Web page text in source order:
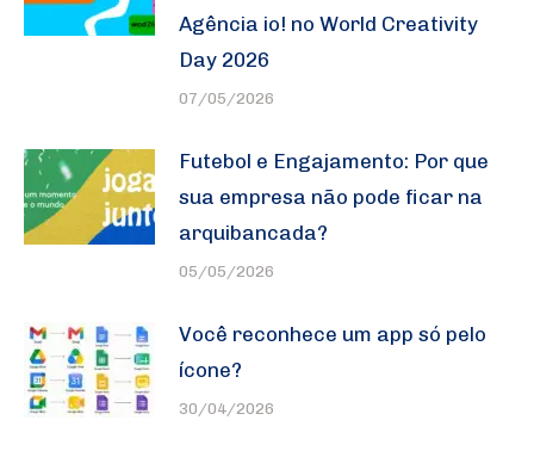
Agência io! no World Creativity
Day 2026
07/05/2026
Futebol e Engajamento: Por que
sua empresa não pode ficar na
arquibancada?
05/05/2026
Você reconhece um app só pelo
ícone?
30/04/2026